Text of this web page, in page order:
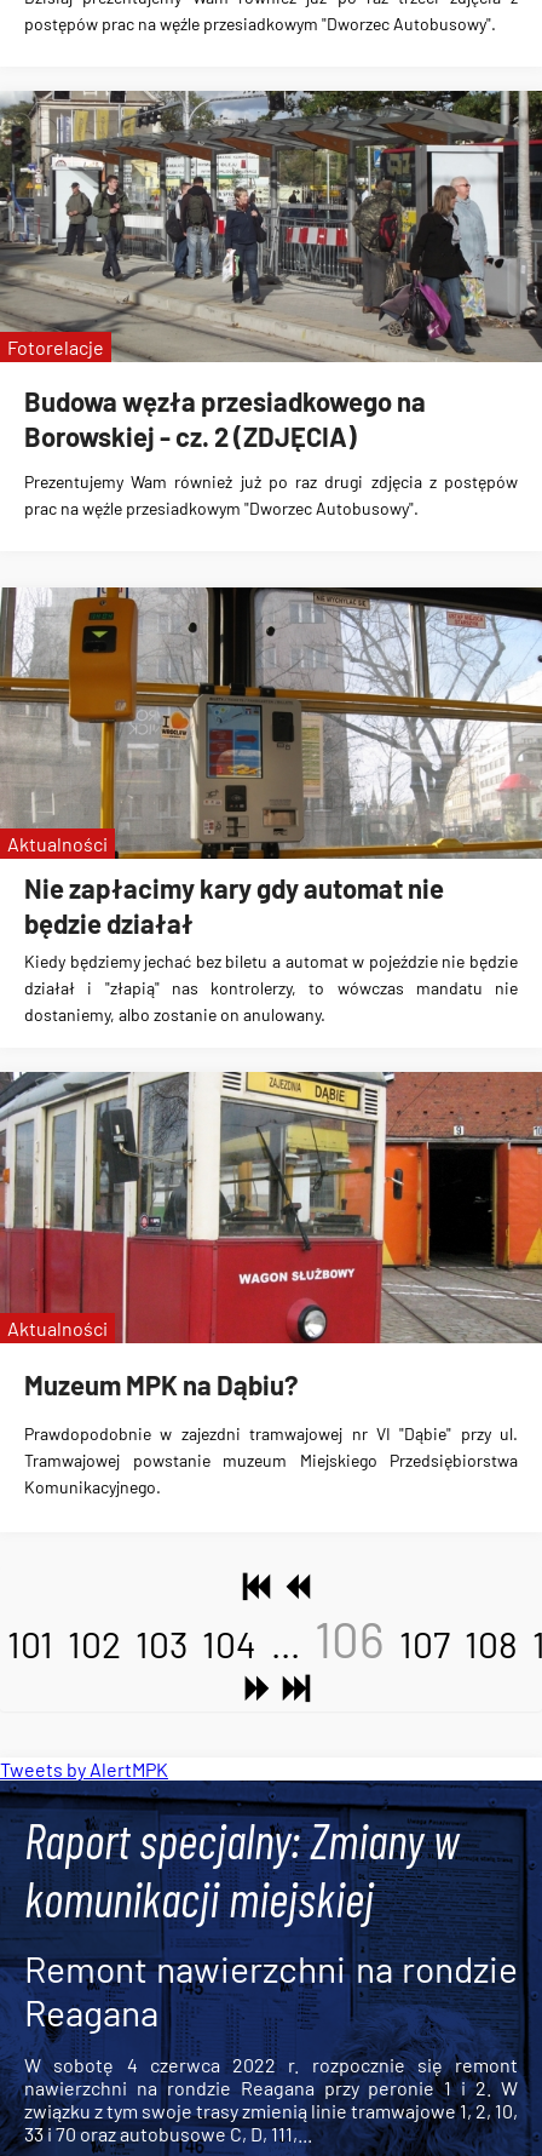
postępów prac na węźle przesiadkowym "Dworzec Autobusowy".
Budowa węzła przesiadkowego na
Borowskiej - cz. 2 (ZDJĘCIA)
Prezentujemy Wam również już po raz drugi zdjęcia z postępów
prac na węźle przesiadkowym "Dworzec Autobusowy".
Fotorelacje
Nie zapłacimy kary gdy automat nie
będzie działał
Kiedy będziemy jechać bez biletu a automat w pojeździe nie będzie
działał i "złapią" nas kontrolerzy, to wówczas mandatu nie
dostaniemy, albo zostanie on anulowany.
Aktualności
Muzeum MPK na Dąbiu?
Prawdopodobnie w zajezdni tramwajowej nr VI "Dąbie" przy ul.
Tramwajowej powstanie muzeum Miejskiego Przedsiębiorstwa
Komunikacyjnego.
Aktualności
101 102 103 104 ... 106 107 108
Tweets by AlertMPK
Raport specjalny: Zmiany w
komunikacji miejskiej
Remont nawierzchni na rondzie
Reagana
W sobotę 4 czerwca 2022 r. rozpocznie się remont
nawierzchni na rondzie Reagana przy peronie 1 i 2. W
związku z tym swoje trasy zmienią linie tramwajowe 1, 2, 10,
33 i 70 oraz autobusowe C, D, 111,...